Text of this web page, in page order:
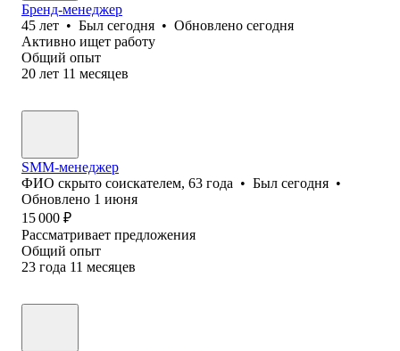
Бренд-менеджер
45 лет • Был сегодня • Обновлено сегодня
Активно ищет работу
Общий опыт
20 лет 11 месяцев
SMM-менеджер
ФИО скрыто соискателем, 63 года • Был сегодня •
Обновлено 1 июня
15 000 ₽
Рассматривает предложения
Общий опыт
23 года 11 месяцев